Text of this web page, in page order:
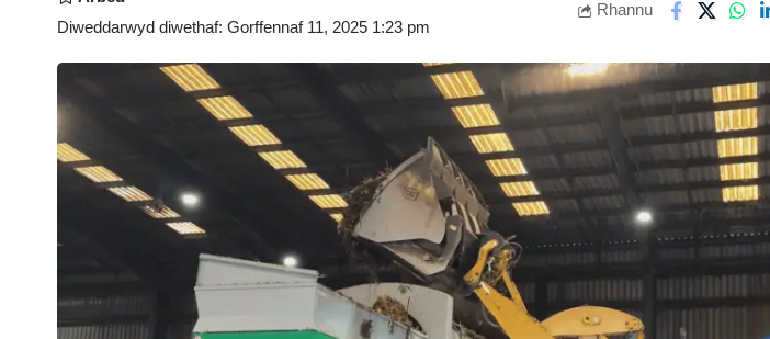
Diweddarwyd diwethaf: Gorffennaf 11, 2025 1:23 pm
Rhannu